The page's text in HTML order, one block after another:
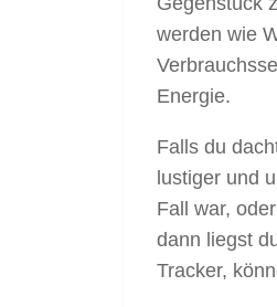
werden wie
Energie.
Falls du
lustiger und
Fall war,
dann liegst
Tracker,